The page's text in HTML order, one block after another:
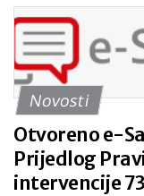
katastrofa,
prilika ili
Strateškog
Hrvatske
Novosti
Otvoreno e-
Prijedlog
intervencije